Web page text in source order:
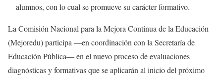
alumnos, con lo cual se promueve su carácter formativo.
La Comisión Nacional para la Mejora Continua de la Educación
(Mejoredu) participa ―en coordinación con la Secretaría de
Educación Pública― en el nuevo proceso de evaluaciones
diagnósticas y formativas que se aplicarán al inicio del próximo